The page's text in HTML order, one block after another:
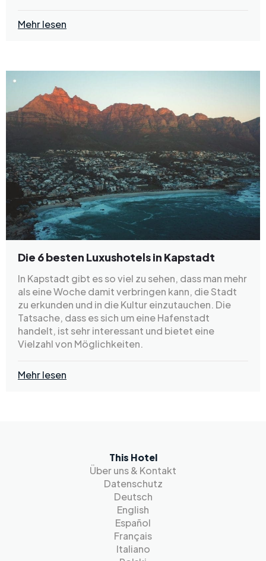
Mehr lesen
Die 6 besten Luxushotels in Kapstadt
In Kapstadt gibt es so viel zu sehen, dass man mehr
als eine Woche damit verbringen kann, die Stadt
zu erkunden und in die Kultur einzutauchen. Die
Tatsache, dass es sich um eine Hafenstadt
handelt, ist sehr interessant und bietet eine
Vielzahl von Möglichkeiten.
Mehr lesen
This Hotel
Über uns & Kontakt
Datenschutz
Deutsch
English
Español
Français
Italiano